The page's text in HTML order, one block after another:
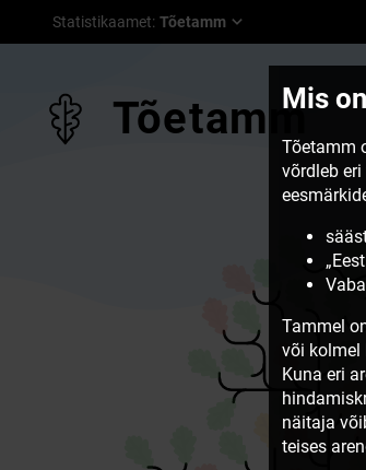
Statistikaamet: Tõetamm
Tõetamm
Mis
Tõetamm
võrdleb
Tammel
või kolmel
Kuna eri
näitaja
teises